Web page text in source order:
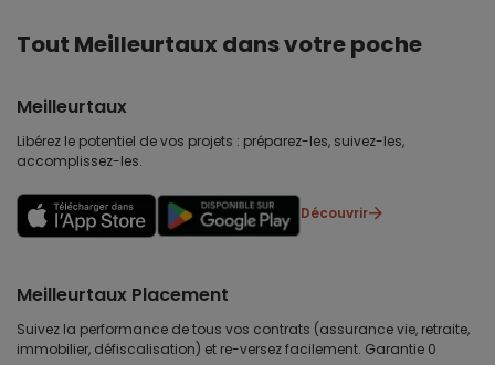
Tout Meilleurtaux dans votre poche
Meilleurtaux
Libérez le potentiel de vos projets : préparez-les, suivez-les,
accomplissez-les.
Découvrir
Meilleurtaux Placement
Suivez la performance de tous vos contrats (assurance vie, retraite,
immobilier, défiscalisation) et re-versez facilement. Garantie 0